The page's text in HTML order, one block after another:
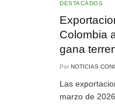
DESTACADOS
Colombia
gana
Por NOTICIAS
Las
marzo de